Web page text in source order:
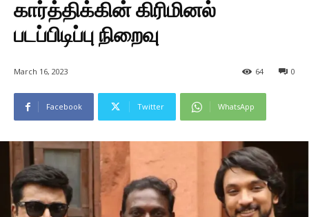
கார்த்திக்கின் கிரிமினல்
படப்பிடிப்பு நிறைவு
March 16, 2023 0
64
Facebook Twitter WhatsApp